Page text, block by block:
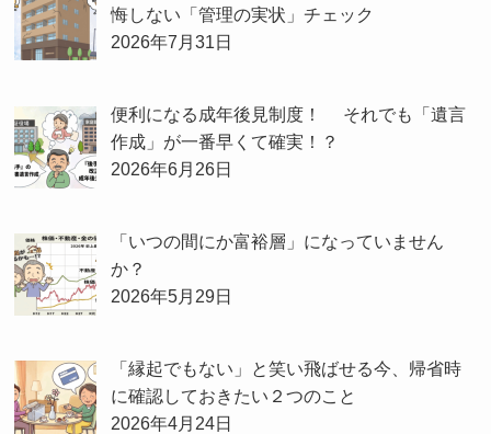
悔しない「管理の実状」チェック
2026年7月31日
便利になる成年後見制度！ それでも「遺言
作成」が一番早くて確実！？
2026年6月26日
「いつの間にか富裕層」になっていません
か？
2026年5月29日
「縁起でもない」と笑い飛ばせる今、帰省時
に確認しておきたい２つのこと
2026年4月24日